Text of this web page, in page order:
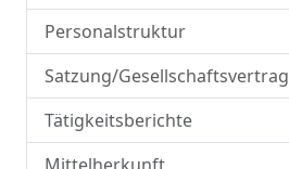
Personalstruktur
Satzung/Gesellschaftsvertrag
Tätigkeitsberichte